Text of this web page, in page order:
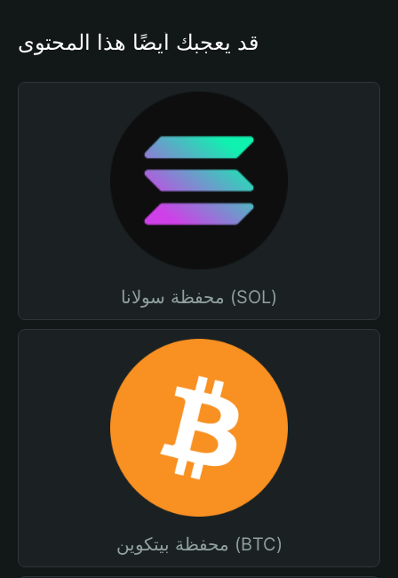
قد يعجبك أيضًا هذا المحتوى
محفظة سولانا (SOL)
محفظة بيتكوين (BTC)